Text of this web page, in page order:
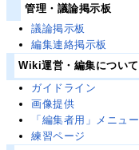
管理・議論掲示板
議論掲示板
編集連絡掲示板
Wiki運営・編集について
ガイドライン
画像提供
「編集者用」メニュー
練習ページ